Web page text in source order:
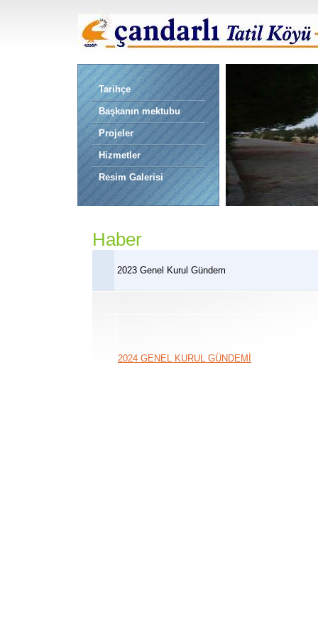
Tarihçe
Başkanın mektubu
Projeler
Hizmetler
Resim Galerisi
Haber
2023 Genel Kurul Gündem
2024 GENEL KURUL GÜNDEMİ